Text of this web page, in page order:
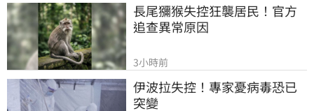
長尾獼猴失控狂襲居民！官方
追查異常原因
3小時前
伊波拉失控！專家憂病毒恐已
突變